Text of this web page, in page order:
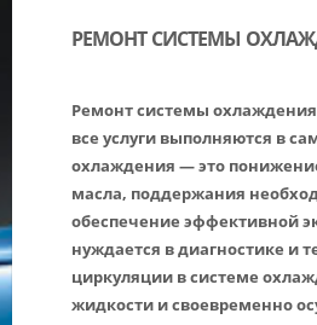
РЕМОНТ СИСТЕМЫ
Ремонт системы
все услуги выполняются в
охлаждения — это
масла, поддержания
обеспечение эффективной
нуждается в диагностике и
циркуляции в системе
жидкости и своевременно